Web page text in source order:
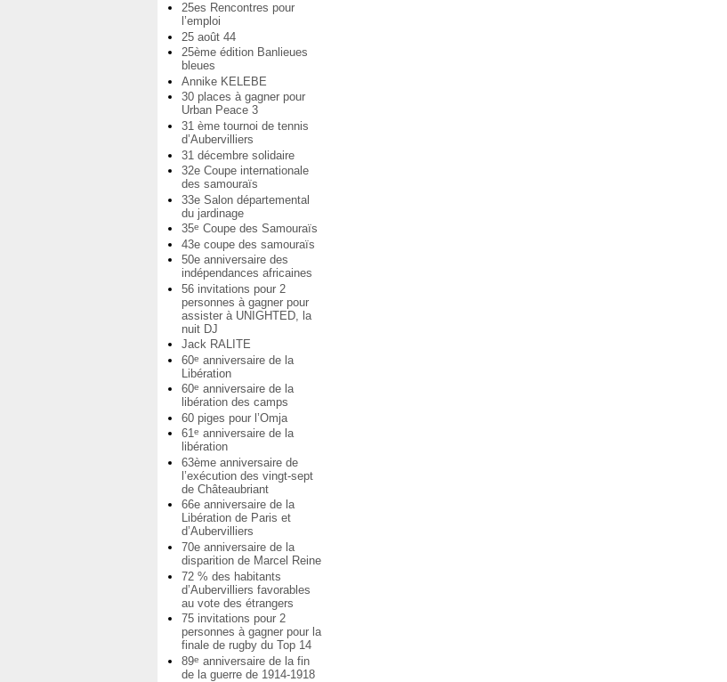
25es Rencontres pour
l’emploi
25 août 44
25ème édition Banlieues
bleues
Annike KELEBE
30 places à gagner pour
Urban Peace 3
31 ème tournoi de tennis
d’Aubervilliers
31 décembre solidaire
32e Coupe internationale
des samouraïs
33e Salon départemental
du jardinage
35e Coupe des Samouraïs
43e coupe des samouraïs
50e anniversaire des
indépendances africaines
56 invitations pour 2
personnes à gagner pour
assister à UNIGHTED, la
nuit DJ
Jack RALITE
60e anniversaire de la
Libération
60e anniversaire de la
libération des camps
60 piges pour l’Omja
61e anniversaire de la
libération
63ème anniversaire de
l’exécution des vingt-sept
de Châteaubriant
66e anniversaire de la
Libération de Paris et
d’Aubervilliers
70e anniversaire de la
disparition de Marcel Reine
72 % des habitants
d’Aubervilliers favorables
au vote des étrangers
75 invitations pour 2
personnes à gagner pour la
finale de rugby du Top 14
89e anniversaire de la fin
de la guerre de 1914-1918